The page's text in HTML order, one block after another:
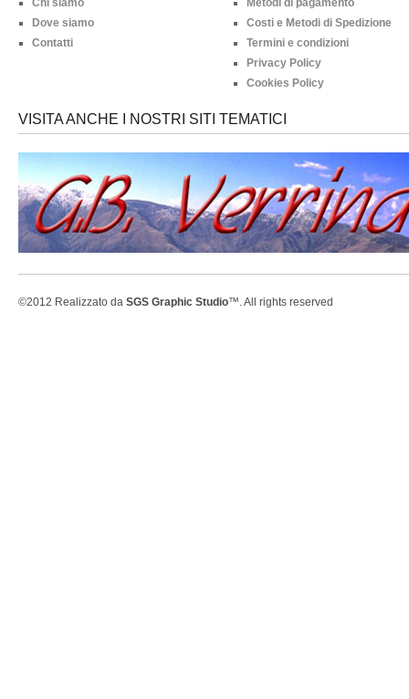
Chi siamo
Dove siamo
Contatti
Metodi di pagamento
Costi e Metodi di Spedizione
Termini e condizioni
Privacy Policy
Cookies Policy
VISITA ANCHE I NOSTRI SITI TEMATICI
©2012 Realizzato da SGS Graphic Studio™. All rights reserved